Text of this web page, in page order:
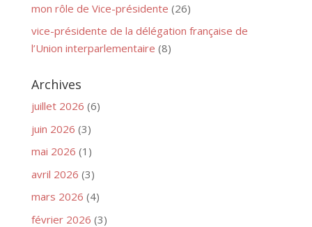
mon rôle de Vice-présidente (26)
vice-présidente de la délégation française de
l’Union interparlementaire (8)
Archives
juillet 2026 (6)
juin 2026 (3)
mai 2026 (1)
avril 2026 (3)
mars 2026 (4)
février 2026 (3)